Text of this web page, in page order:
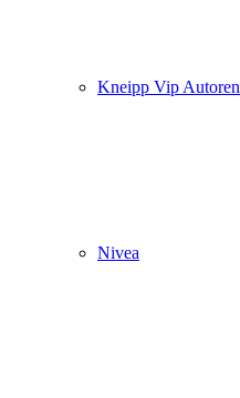
Kneipp Vip Autoren
Nivea